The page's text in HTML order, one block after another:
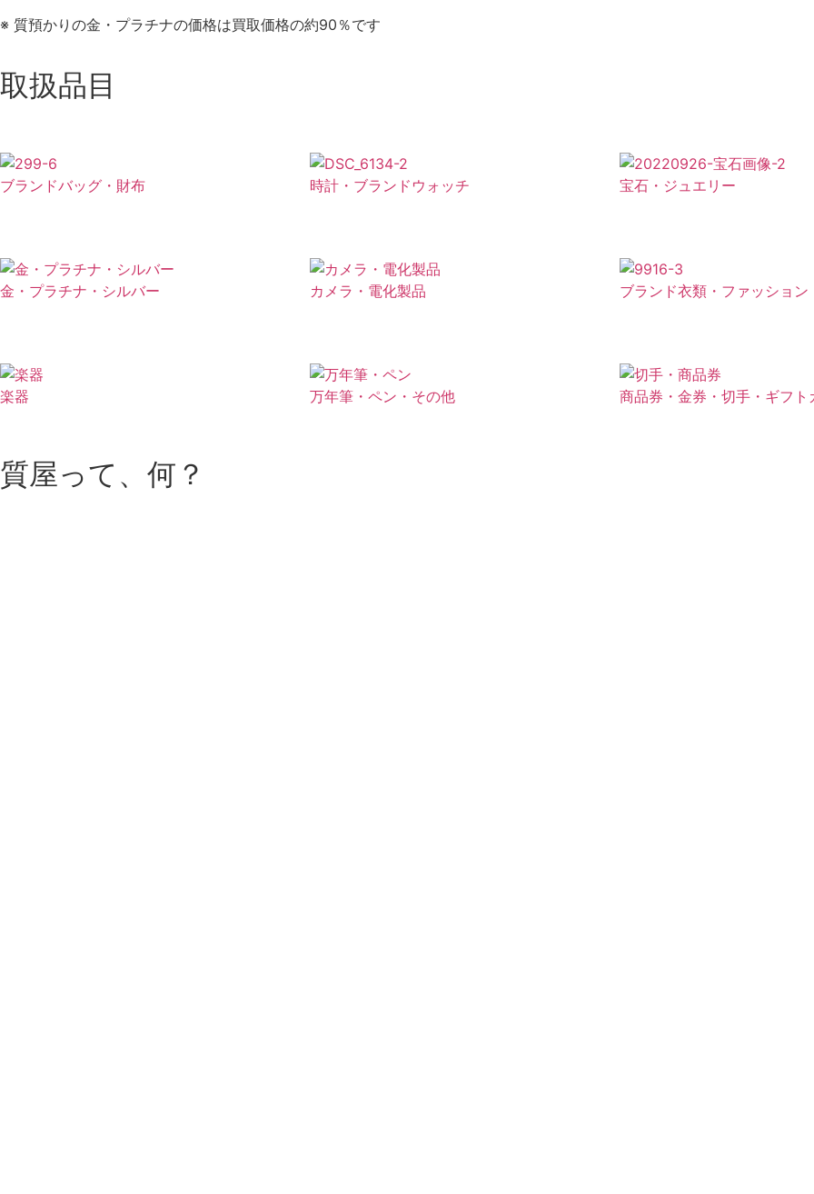
※ 質預かりの金・プラチナの価格は買取価格の約90％です
取扱品目
ブランドバッグ・財布 時計・ブランドウォッチ 宝石・ジュエリー
金・プラチナ・シルバー カメラ・電化製品 ブランド衣類・ファッション
楽器 万年筆・ペン・その他 商品券・金券・切手・ギフト
質屋って、何？